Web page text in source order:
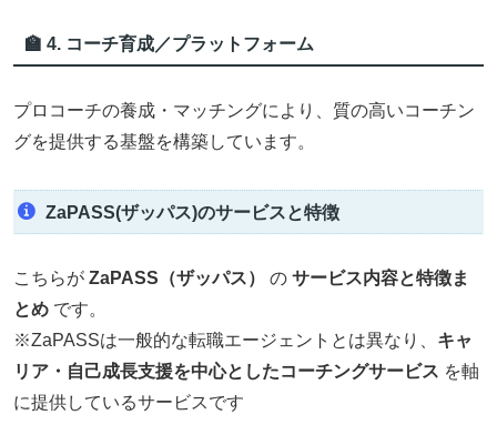
🏫 4. コーチ育成／プラットフォーム
プロコーチの養成・マッチングにより、質の高いコーチン
グを提供する基盤を構築しています。
ZaPASS(ザッパス)のサービスと特徴
こちらが ZaPASS（ザッパス） の サービス内容と特徴ま
とめ です。
※ZaPASSは一般的な転職エージェントとは異なり、 キャ
リア・自己成長支援を中心としたコーチングサービス を軸
に提供しているサービスです